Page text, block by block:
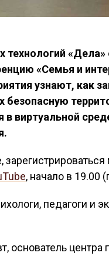
«Дела»
«Семья и
узнают, как
безопасную
в виртуальной
, начало в 19.00
педагоги и
основатель центра